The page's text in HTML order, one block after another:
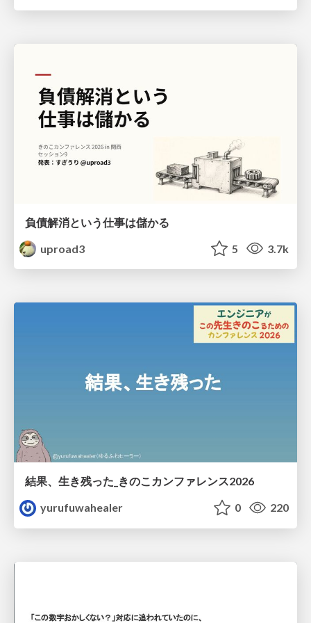
負債解消という仕事は儲かる
uproad3
5 3.7k
結果、生き残った_きのこカンファレンス2026
yurufuwahealer
0 220